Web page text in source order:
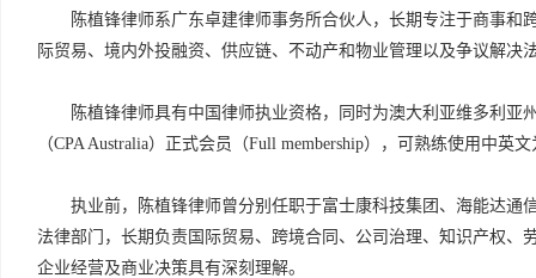
陈植锋律师系广东卓建律师事务所合伙人，长期专注于商事
际贸易、境内外投融资、供应链、不动产和物业管理以及争议解决
陈植锋律师具有中国律师执业资格，同时为澳大利亚维多利亚
（CPA Australia）正式会员（Full membership），可熟练使用中英
执业前，陈植锋律师曾分别任职于富士康科技集团、海能达通
法律部门，长期负责国际贸易、跨境合同、公司治理、知识产权
企业经营及商业决策具有深刻理解。